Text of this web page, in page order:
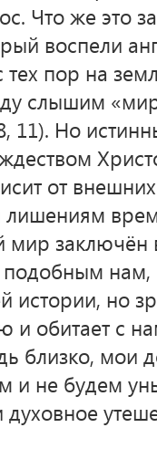
Чтo же это
воспели
тех пор на
слышим
11). Но
от внешних
лишениям
мир заключён
подобным
истории, но
и обитает с
близко, мои
и не будем